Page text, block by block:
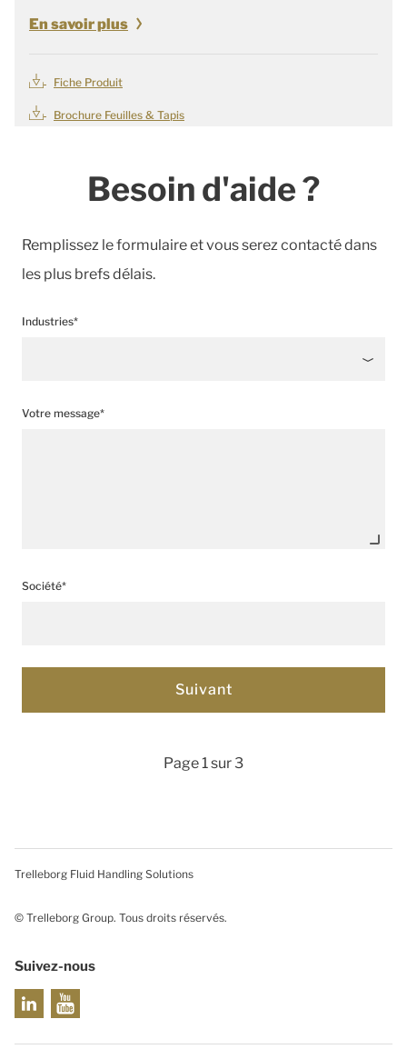
En savoir plus
Fiche Produit
Brochure Feuilles & Tapis
Besoin d'aide ?
Remplissez le formulaire et vous serez contacté dans
les plus brefs délais.
Industries*
Votre message*
Société*
Page 1 sur 3
Trelleborg Fluid Handling Solutions
© Trelleborg Group. Tous droits réservés.
Suivez-nous